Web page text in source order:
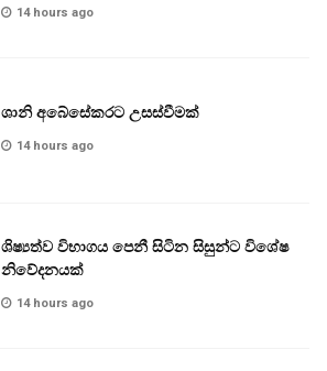
14 hours ago
ශානි අබේසේකරට උසස්වීමක්
14 hours ago
ශිෂ්‍යත්ව විභාගය පෙනී සිටින සිසුන්ට විශේෂ
නිවේදනයක්
14 hours ago